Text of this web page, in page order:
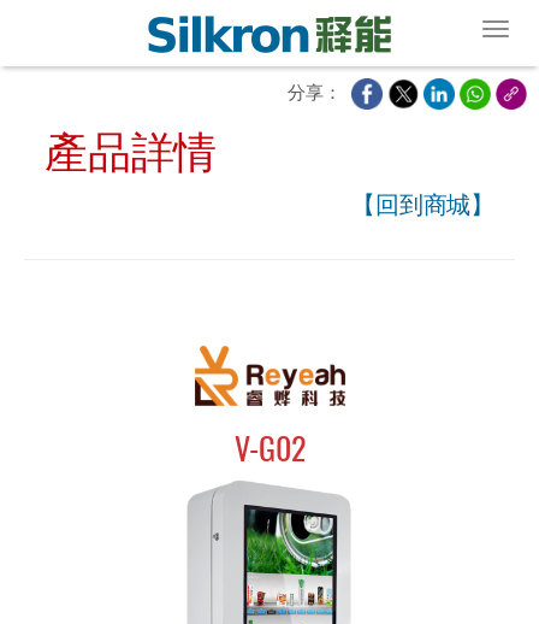
分享：
產品詳情
【回到商城】
V-G02